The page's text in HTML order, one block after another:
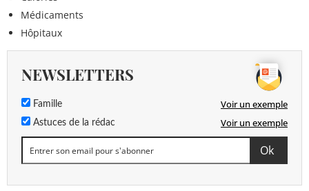
Médicaments
Hôpitaux
NEWSLETTERS
Famille Voir un exemple
Astuces de la rédac Voir un exemple